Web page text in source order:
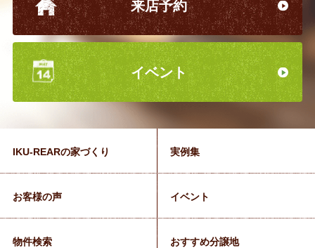
来店予約
イベント
IKU-REARの家づくり 実例集
お客様の声 イベント
物件検索 おすすめ分譲地